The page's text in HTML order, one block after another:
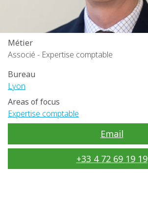
Métier
Associé - Expertise comptable
Bureau
Lyon
Areas of focus
Expertise comptable
Email
+33 4 72 69 19 19